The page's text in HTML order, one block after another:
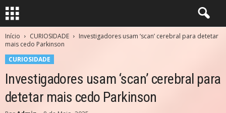
Início CURIOSIDADE
Investigadores usam ‘scan’ cerebral para detetar
mais cedo Parkinson
CURIOSIDADE
Investigadores usam ‘scan’ cerebral para
detetar mais cedo Parkinson